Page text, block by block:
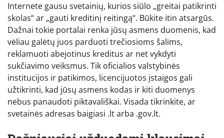
Internete gausu svetainių, kurios siūlo „greitai patikrinti
skolas“ ar „gauti kreditinį reitingą“. Būkite itin atsargūs.
Dažnai tokie portalai renka jūsų asmens duomenis, kad
vėliau galėtų juos parduoti trečiosioms šalims,
reklamuoti abejotinus kreditus ar net vykdyti
sukčiavimo veiksmus. Tik oficialios valstybinės
institucijos ir patikimos, licencijuotos įstaigos gali
užtikrinti, kad jūsų asmens kodas ir kiti duomenys
nebus panaudoti piktavališkai. Visada tikrinkite, ar
svetainės adresas baigiasi .lt arba .gov.lt.